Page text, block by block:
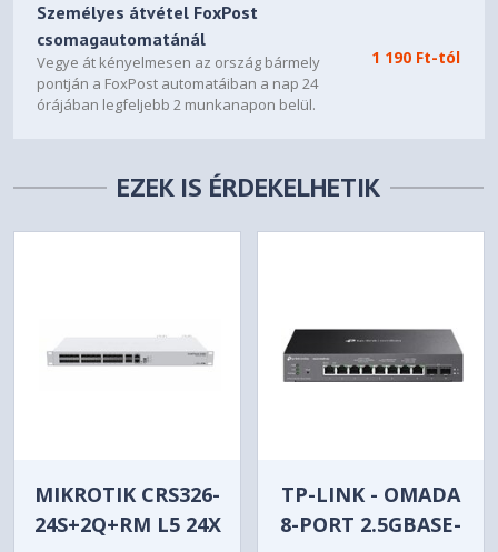
• IP ACL
- Destination IP
- Fragment
- IP Protocol
- DSCP/IP TOS
• Combined ACL
- Mirroring
- Redirect
- Rate Limit
- DHCP Snooping
- ARP Inspection
Személyes átvétel FoxPost
csomagautomatánál
Vegye át kényelmesen az ország bármely
pontján a FoxPost automatáiban a nap 24
órájában legfeljebb 2 munkanapon belül.
1 190 Ft-tól
EZEK IS ÉRDEKELHETIK
MIKROTIK CRS326-
24S+2Q+RM L5 24X
TP-LINK - OMADA
8-PORT 2.5GBASE-